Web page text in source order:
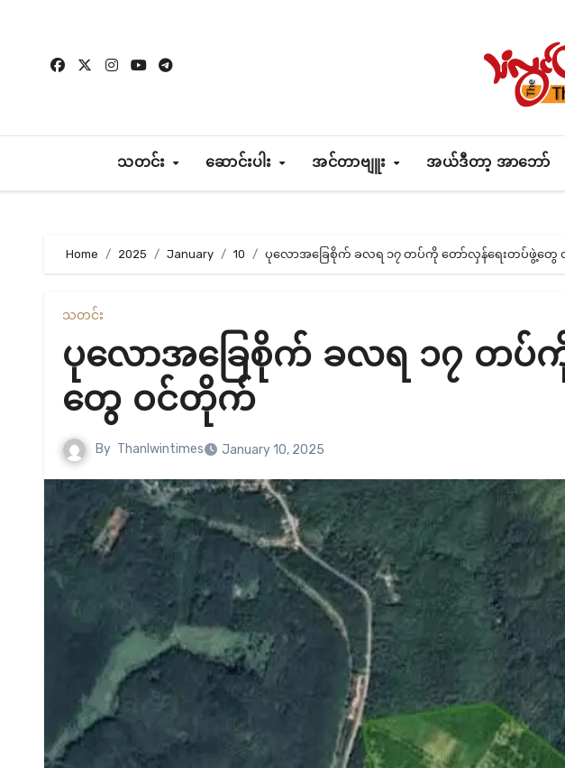
content
သတင်း ဆောင်းပါး အင်တာဗျူး အယ်ဒီတာ့ အာဘော်
Home 2025 January 10 ပုလောအခြေစိုက် ခလရ ၁၇ တပ်ကို တော်လှန်ရေးတပ်ဖွဲ့တွေ
သတင်း
ပုလောအခြေစိုက် ခလရ ၁၇ တပ်
တွေ ဝင်တိုက်
By Thanlwintimes January 10, 2025